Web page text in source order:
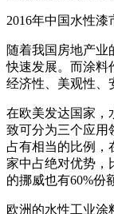
2016年中国水性
随着我国房地产业
快速发展。而涂料
经济性、美观性、
在欧美发达国家，
致可分为三个应用
占有相当的比例，
家中占绝对优势，
的挪威也有60%份
欧洲的水性工业涂